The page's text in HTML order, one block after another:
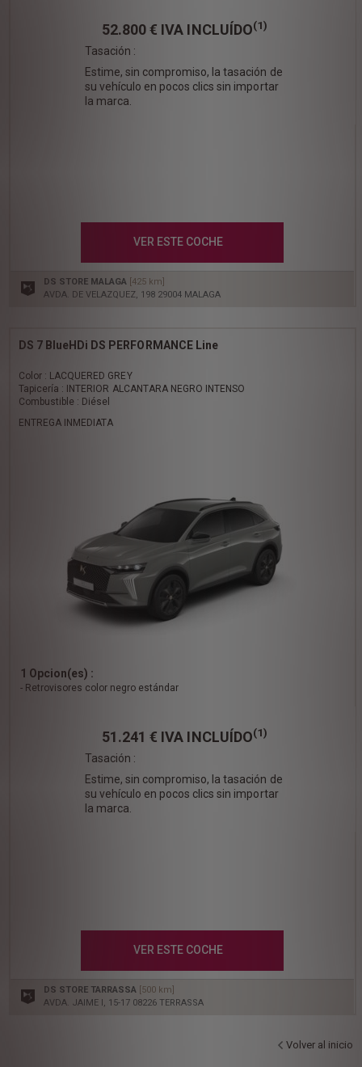
52.800 € IVA INCLUÍDO(1)
Tasación :
Estime, sin compromiso, la tasación de
su vehículo en pocos clics sin importar
la marca.
VER ESTE COCHE
DS STORE MALAGA [425 km]
AVDA. DE VELAZQUEZ, 198 29004 MALAGA
DS 7 BlueHDi DS PERFORMANCE Line
Color : LACQUERED GREY
Tapicería : INTERIOR ALCANTARA NEGRO INTENSO
Combustible : Diésel
ENTREGA INMEDIATA
1 Opcion(es) :
- Retrovisores color negro estándar
51.241 € IVA INCLUÍDO(1)
Tasación :
Estime, sin compromiso, la tasación de
su vehículo en pocos clics sin importar
la marca.
VER ESTE COCHE
DS STORE TARRASSA [500 km]
AVDA. JAIME I, 15-17 08226 TERRASSA
Volver al inicio